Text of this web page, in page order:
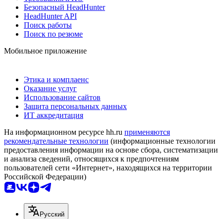
Безопасный HeadHunter
HeadHunter API
Поиск работы
Поиск по резюме
Мобильное приложение
Этика и комплаенс
Оказание услуг
Использование сайтов
Защита персональных данных
ИТ аккредитация
На информационном ресурсе hh.ru применяются
рекомендательные технологии (информационные технологии
предоставления информации на основе сбора, систематизации
и анализа сведений, относящихся к предпочтениям
пользователей сети «Интернет», находящихся на территории
Российской Федерации)
Русский